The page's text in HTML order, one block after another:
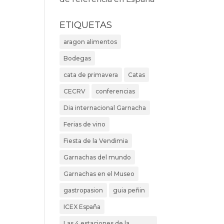
ETIQUETAS
aragon alimentos
Bodegas
cata de primavera Catas
CECRV conferencias
Dia internacional Garnacha
Ferias de vino
Fiesta de la Vendimia
Garnachas del mundo
Garnachas en el Museo
gastropasion guia peñin
ICEX España